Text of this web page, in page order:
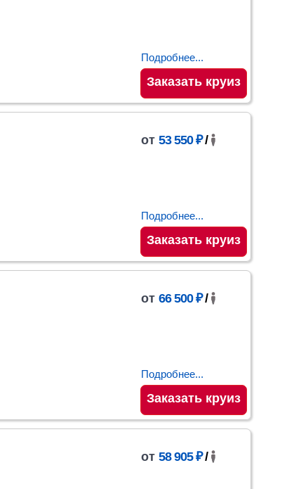
Подробнее...
Заказать круиз
от 53 550 ₽/
Подробнее...
Заказать круиз
от 66 500 ₽/
Подробнее...
Заказать круиз
от 58 905 ₽/